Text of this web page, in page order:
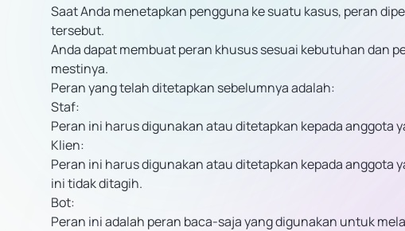
Saat Anda menetapkan pengguna ke suatu kasus, peran
tersebut.
Anda dapat membuat peran khusus sesuai kebutuhan dan
mestinya.
Peran yang telah ditetapkan sebelumnya adalah:
Staf:
Peran ini harus digunakan atau ditetapkan kepada anggota
Klien:
Peran ini harus digunakan atau ditetapkan kepada anggota
ini tidak ditagih.
Bot:
Peran ini adalah peran baca-saja yang digunakan untuk